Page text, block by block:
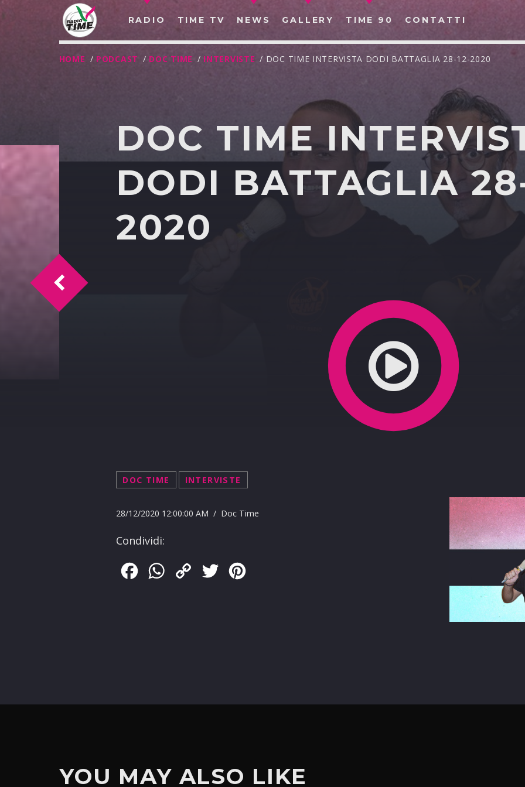
RADIO TIME TV NEWS GALLERY TIME 90 CONTATTI
CERCA NEL SITO WEB:
HOME / PODCAST / DOC TIME / INTERVISTE / DOC TIME INTERVISTA DODI BATTAGLIA 28-12-2020
DOC TIME
DODI BATTAGLIA
2020
DOC TIME INTERVISTE
28/12/2020 12:00:00 AM / Doc Time
Condividi:
FacebookWhatsApp
Copy
Twitter
Perizona Time 28-12-2020
YOU MAY ALSO LIKE